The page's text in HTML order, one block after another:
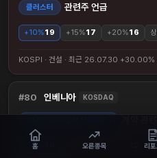
클러스터 관련주 언급
+10%19 +15%17 +20%16
KOSPI · 건설 · 최근 26.07.30 +30.00%
80 인베니아 KOSDAQ
+10% +15%13 상
홈 오른종목 리